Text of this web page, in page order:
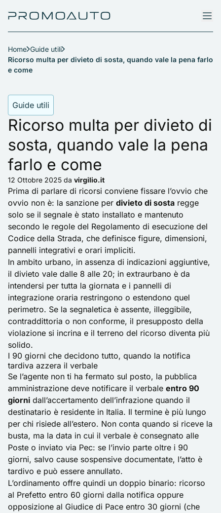
Home Guide utili
Ricorso multa per divieto di sosta, quando vale la pena farlo
e come
Guide utili
Ricorso multa per divieto di
sosta, quando vale la pena
farlo e come
12 Ottobre 2025 da virgilio.it
Prima di parlare di ricorsi conviene fissare l’ovvio che
ovvio non è: la sanzione per divieto di sosta regge
solo se il segnale è stato installato e mantenuto
secondo le regole del Regolamento di esecuzione del
Codice della Strada, che definisce figure, dimensioni,
pannelli integrativi e orari impliciti.
In ambito urbano, in assenza di indicazioni aggiuntive,
il divieto vale dalle 8 alle 20; in extraurbano è da
intendersi per tutta la giornata e i pannelli di
integrazione oraria restringono o estendono quel
perimetro. Se la segnaletica è assente, illeggibile,
contraddittoria o non conforme, il presupposto della
violazione si incrina e il terreno del ricorso diventa più
solido.
I 90 giorni che decidono tutto, quando la notifica
tardiva azzera il verbale
Se l’agente non ti ha fermato sul posto, la pubblica
amministrazione deve notificare il verbale entro 90
giorni dall’accertamento dell’infrazione quando il
destinatario è residente in Italia. Il termine è più lungo
per chi risiede all’estero. Non conta quando si riceve la
busta, ma la data in cui il verbale è consegnato alle
Poste o inviato via Pec: se l’invio parte oltre i 90
giorni, salvo cause sospensive documentate, l’atto è
tardivo e può essere annullato.
L’ordinamento offre quindi un doppio binario: ricorso
al Prefetto entro 60 giorni dalla notifica oppure
opposizione al Giudice di Pace entro 30 giorni (che